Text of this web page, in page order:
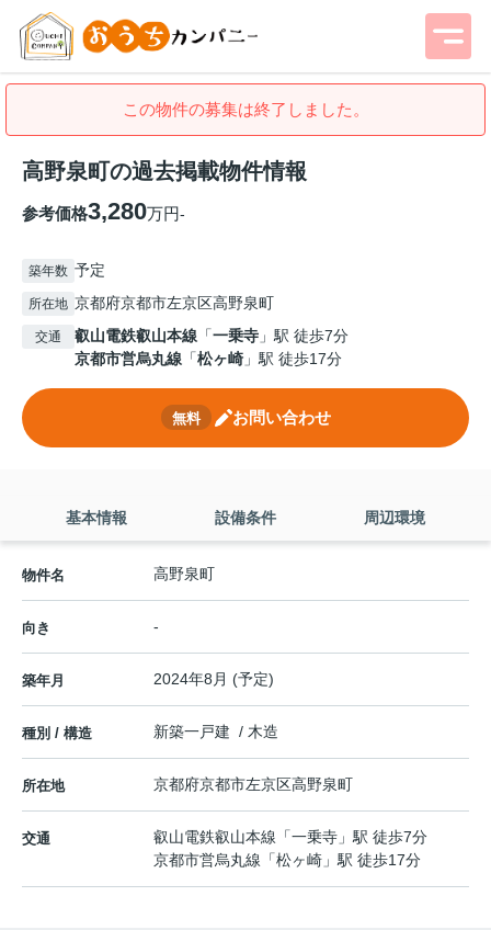
この物件の募集は終了しました。
高野泉町の過去掲載物件情報
参考価格3,280万円-
築年数 予定
所在地 京都府京都市左京区高野泉町
交通 叡山電鉄叡山本線 「一乗寺 」駅 徒歩7分
京都市営烏丸線 「松ヶ崎 」駅 徒歩17分
無料 お問い合わせ
基本情報 設備条件 周辺環境
物件名 高野泉町
向き -
築年月 2024年8月 (予定)
種別 / 構造 新築一戸建 / 木造
所在地 京都府京都市左京区高野泉町
交通 叡山電鉄叡山本線 「一乗寺 」駅 徒歩7分
京都市営烏丸線 「松ヶ崎 」駅 徒歩17分